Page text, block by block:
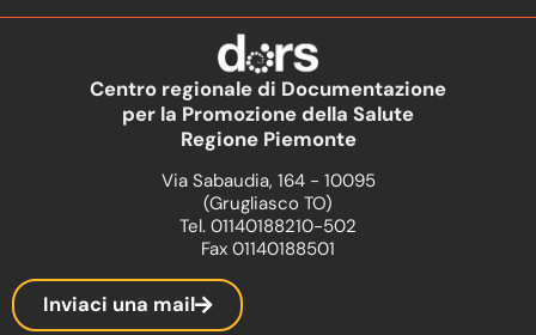
Centro regionale di Documentazione
per la Promozione della Salute
Regione Piemonte
Via Sabaudia, 164 - 10095
(Grugliasco TO)
Tel. 01140188210-502
Fax 01140188501
Inviaci una mail